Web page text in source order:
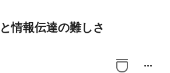
情報伝達の難しさ
more_horiz